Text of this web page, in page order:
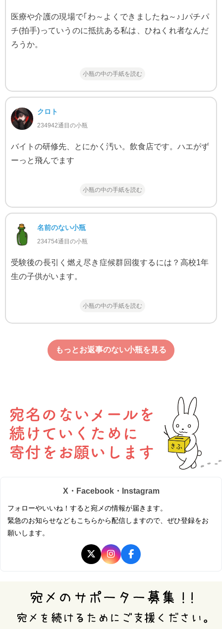
医療や介護の現場で｢わ～よくできましたね～♪｣パチパ
チ(拍手)っていうのに抵抗ある私は、ひねくれ者なんだ
ろうか。
小瓶の中の手紙を読む
クロト
234942通目の小瓶
バイトの研修先、とにかく汚い。飲食店です。ハエがず
ーっと飛んでます
小瓶の中の手紙を読む
名前のない小瓶
234754通目の小瓶
受験後の長引く燃え尽き症候群回復するには？高校1年
生の子供がいます。
小瓶の中の手紙を読む
もっとお返事のない小瓶を見る
X・Facebook・Instagram
フォローやいいね！すると宛メの情報が届きます。
緊急のお知らせなどもこちらから配信しますので、ぜひ登録をお
願いします。